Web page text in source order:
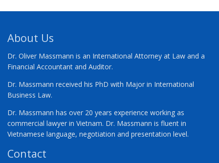
About Us
Dr. Oliver Massmann is an International Attorney at Law and a
Financial Accountant and Auditor.
Dr. Massmann received his PhD with Major in International
Business Law.
Dr. Massmann has over 20 years experience working as
commercial lawyer in Vietnam. Dr. Massmann is fluent in
Vietnamese language, negotiation and presentation level.
Contact